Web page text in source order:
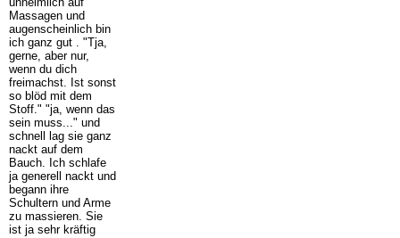
Massagen und
augenscheinlich bin
ich ganz gut . "Tja,
gerne, aber nur,
wenn du dich
freimachst. Ist sonst
so blöd mit dem
Stoff." "ja, wenn das
sein muss..." und
schnell lag sie ganz
nackt auf dem
Bauch. Ich schlafe
ja generell nackt und
begann ihre
Schultern und Arme
zu massieren. Sie
ist ja sehr kräftig